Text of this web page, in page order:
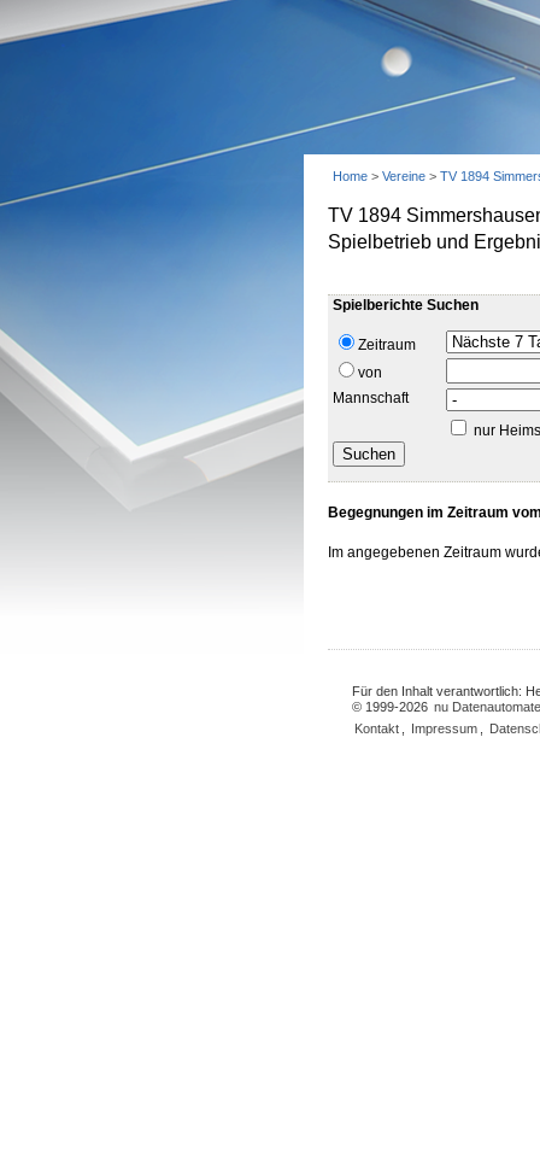
Home > Vereine > TV 1894
TV 1894
Spielbetrieb und
Spielberichte Suchen
Zeitraum
von
Mannschaft
nur
Begegnungen im Zeitraum
Im angegebenen Zeitraum
Für den Inhalt verantwortlich:
© 1999-2026 nu
Kontakt
Impressum